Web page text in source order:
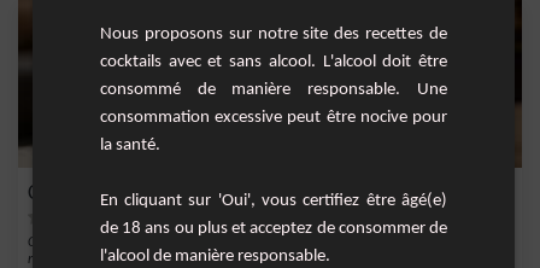
Cocktail Tropical Armagnac-Corossol
Ce cocktail tropical Armagnac-Corossol est un mélange audacieux et
rafraîchissant. L'ar...
Nous proposons sur notre site des recettes de
cocktails avec et sans alcool. L'alcool doit être
consommé de manière responsable. Une
consommation excessive peut être nocive pour
la santé.
En cliquant sur 'Oui', vous certifiez être âgé(e)
de 18 ans ou plus et acceptez de consommer de
l'alcool de manière responsable.